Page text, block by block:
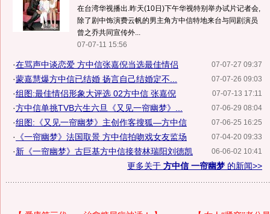
在台湾华视播出.昨天(10日)下午华视特别举办试片记者会,
除了剧中饰演费云帆的男主角方中信特地来台与同剧演员
曾之乔共同宣传外...
07-07-11 15:56
07-07-27 09:37
·在骂声中谈恋爱 方中信张嘉倪当选最佳情侣
07-07-26 09:03
·蒙嘉慧爆方中信已结婚 扬言自己结婚定不...
07-07-13 17:11
·组图:最佳情侣形象大评选 02方中信 张嘉倪
07-06-29 08:04
·方中信单挑TVB六生六旦《又见一帘幽梦》...
07-06-25 16:25
·组图:《又见一帘幽梦》主创作客搜狐—方中信
07-04-20 09:33
· 《一帘幽梦》法国取景 方中信拍吻戏女友监场
06-06-02 10:41
·新《一帘幽梦》古巨基方中信接替林瑞阳刘德凯
更多关于 方中信 一帘幽梦 的新闻>>